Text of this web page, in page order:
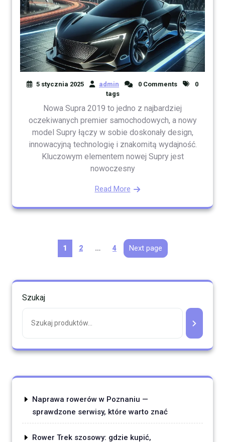
5 stycznia 2025 admin 0 Comments
0
tags
Nowa Supra 2019 to jedno z najbardziej
oczekiwanych premier samochodowych, a nowy
model Supry łączy w sobie doskonały design,
innowacyjną technologię i znakomitą wydajność.
Kluczowym elementem nowej Supry jest
nowoczesny
Read More
Stronicowanie
wpisów
Page
1 2 …
Page
4 Next page
Szukaj
Naprawa rowerów w Poznaniu —
sprawdzone serwisy, które warto znać
Rower Trek szosowy: gdzie kupić,